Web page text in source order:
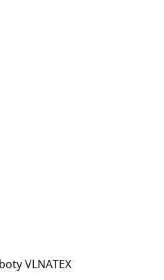
VLNATEX